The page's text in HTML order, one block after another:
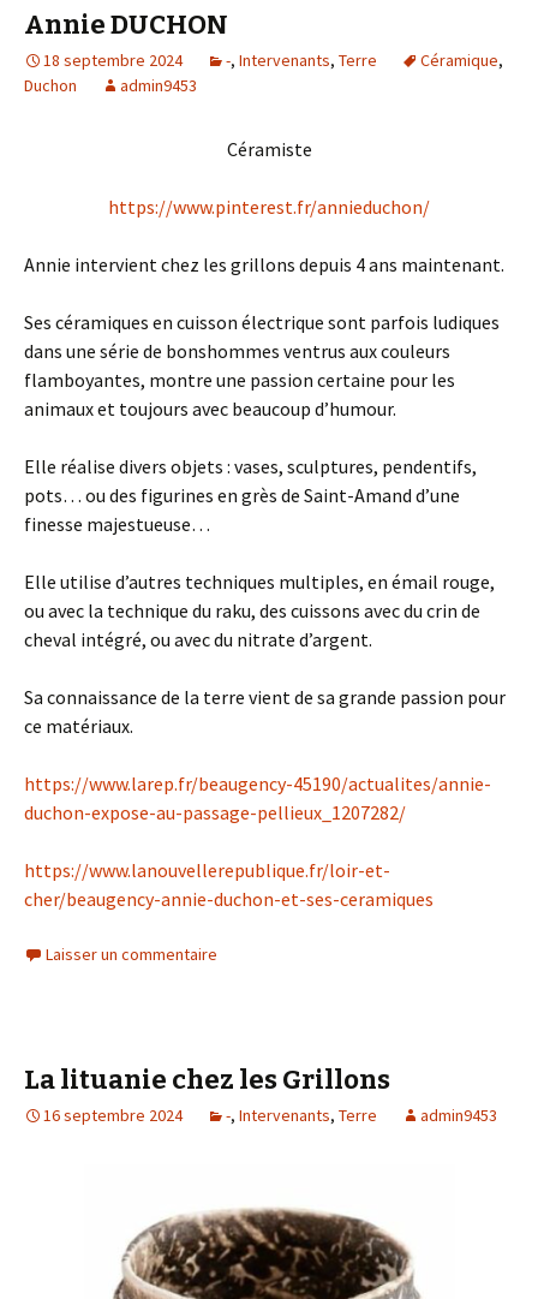
Annie DUCHON
18 septembre 2024 -, Intervenants, Terre Céramique,
Duchon
admin9453
Céramiste
https://www.pinterest.fr/annieduchon/
Annie intervient chez les grillons depuis 4 ans maintenant.
Ses céramiques en cuisson électrique sont parfois ludiques
dans une série de bonshommes ventrus aux couleurs
flamboyantes, montre une passion certaine pour les
animaux et toujours avec beaucoup d’humour.
Elle réalise divers objets : vases, sculptures, pendentifs,
pots… ou des figurines en grès de Saint-Amand d’une
finesse majestueuse…
Elle utilise d’autres techniques multiples, en émail rouge,
ou avec la technique du raku, des cuissons avec du crin de
cheval intégré, ou avec du nitrate d’argent.
Sa connaissance de la terre vient de sa grande passion pour
ce matériaux.
https://www.larep.fr/beaugency-45190/actualites/annie-
duchon-expose-au-passage-pellieux_1207282/
https://www.lanouvellerepublique.fr/loir-et-
cher/beaugency-annie-duchon-et-ses-ceramiques
Laisser un commentaire
La lituanie chez les Grillons
16 septembre 2024 -, Intervenants, Terre admin9453